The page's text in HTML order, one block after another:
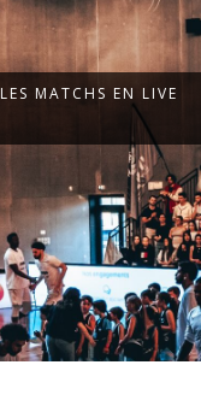
LES MATCHS EN LIVE